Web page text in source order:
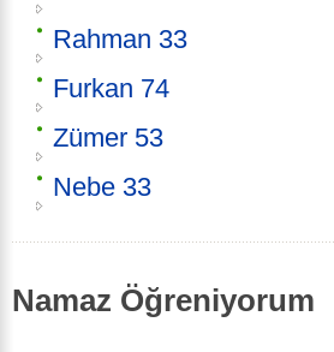
Rahman 33
Furkan 74
Zümer 53
Nebe 33
Namaz Öğreniyorum